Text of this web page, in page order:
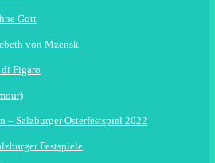
Gott
von Mzensk
Figaro
– Salzburger Osterfestspiel 2022
Festspiele